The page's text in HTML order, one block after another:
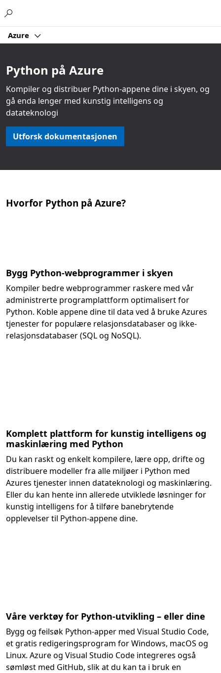
Azure
Python på Azure
Kompiler og distribuer Python-appene dine i skyen, og
gå enda lenger med kunstig intelligens og
datateknologi
Utforsk dokumentasjonen
Hvorfor Python på Azure?
Bygg Python-webprogrammer i skyen
Kompiler bedre webprogrammer raskere med vår
administrerte programplattform optimalisert for
Python. Koble appene dine til data ved å bruke Azures
tjenester for populære relasjonsdatabaser og ikke-
relasjonsdatabaser (SQL og NoSQL).
Komplett plattform for kunstig intelligens og
maskinlæring med Python
Du kan raskt og enkelt kompilere, lære opp, drifte og
distribuere modeller fra alle miljøer i Python med
Azures tjenester innen datateknologi og maskinlæring.
Eller du kan hente inn allerede utviklede løsninger for
kunstig intelligens for å tilføre banebrytende
opplevelser til Python-appene dine.
Våre verktøy for Python-utvikling – eller dine
Bygg og feilsøk Python-apper med Visual Studio Code,
et gratis redigeringsprogram for Windows, macOS og
Linux. Azure og Visual Studio Code integreres også
sømløst med GitHub, slik at du kan ta i bruk en